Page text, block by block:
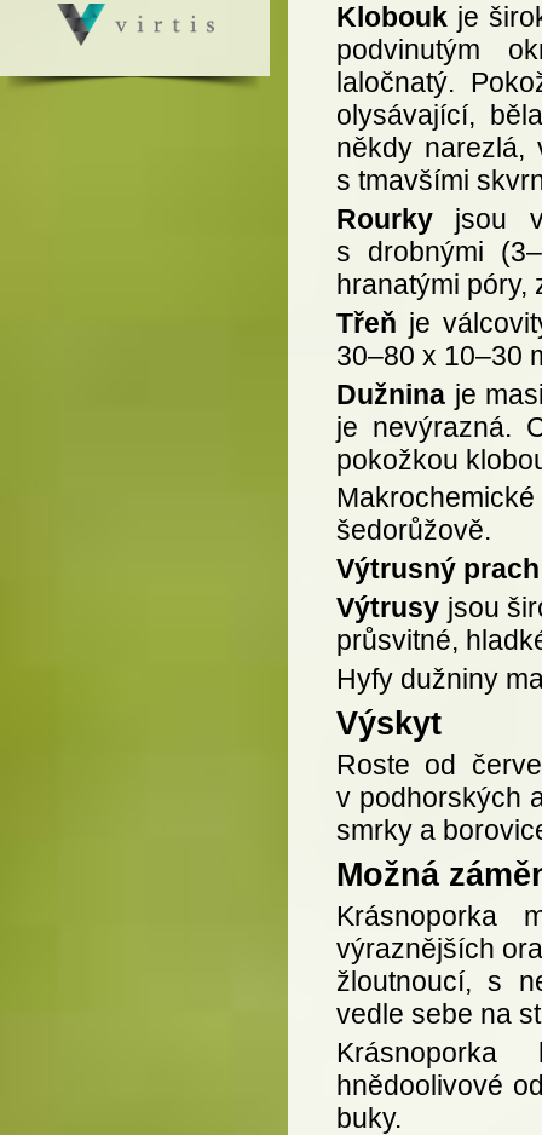
Klobouk je
podvinutým
laločnatý.
olysávající,
někdy narezlá,
s tmavšími
Rourky jsou
s drobnými
hranatými póry,
Třeň je
30–80 x 10–30
Dužnina je
je nevýrazná.
pokožkou
šedorůžově.
Výtrusný prach
Výtrusy jsou
průsvitné,
Hyfy dužniny
Výskyt
Roste od
v podhorských
smrky a
Možná
Krásnoporka
výraznějších
žloutnoucí, s
vedle sebe na
hnědoolivové
buky.